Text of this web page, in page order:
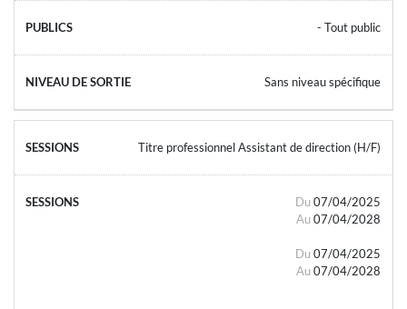
- Tout public
Sans niveau spécifique
Titre professionnel Assistant de direction (H/F)
Du 07/04/2025
Au 07/04/2028
Du 07/04/2025
Au 07/04/2028